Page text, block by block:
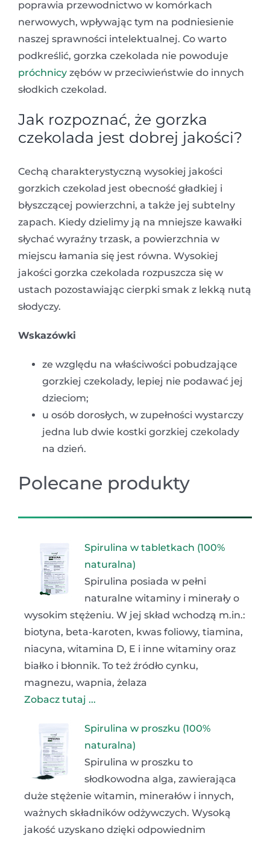
poprawia przewodnictwo w komórkach
nerwowych, wpływając tym na podniesienie
naszej sprawności intelektualnej. Co warto
podkreślić, gorzka czekolada nie powoduje
próchnicy zębów w przeciwieństwie do innych
słodkich czekolad.
Jak rozpoznać, że gorzka
czekolada jest dobrej jakości?
Cechą charakterystyczną wysokiej jakości
gorzkich czekolad jest obecność gładkiej i
błyszczącej powierzchni, a także jej subtelny
zapach. Kiedy dzielimy ją na mniejsze kawałki
słychać wyraźny trzask, a powierzchnia w
miejscu łamania się jest równa. Wysokiej
jakości gorzka czekolada rozpuszcza się w
ustach pozostawiając cierpki smak z lekką nutą
słodyczy.
Wskazówki
ze względu na właściwości pobudzające
gorzkiej czekolady, lepiej nie podawać jej
dzieciom;
u osób dorosłych, w zupełności wystarczy
jedna lub dwie kostki gorzkiej czekolady
na dzień.
Polecane produkty
Spirulina w tabletkach (100%
naturalna)
Spirulina posiada w pełni
naturalne witaminy i minerały o
wysokim stężeniu. W jej skład wchodzą m.in.:
biotyna, beta-karoten, kwas foliowy, tiamina,
niacyna, witamina D, E i inne witaminy oraz
białko i błonnik. To też źródło cynku,
magnezu, wapnia, żelaza
Zobacz tutaj ...
Spirulina w proszku (100%
naturalna)
Spirulina w proszku to
słodkowodna alga, zawierająca
duże stężenie witamin, minerałów i innych,
ważnych składników odżywczych. Wysoką
jakość uzyskano dzięki odpowiednim